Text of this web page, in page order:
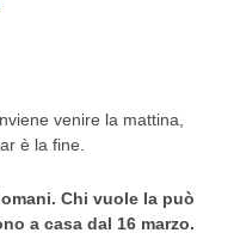
venire la mattina,
è la fine.
Chi vuole la può
a casa dal 16 marzo.